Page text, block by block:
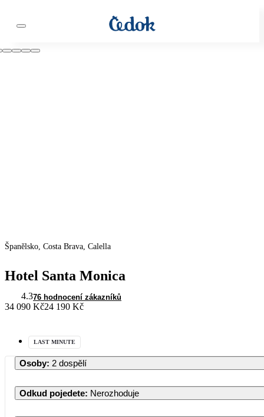
Španělsko, Costa Brava, Calella
Hotel Santa Monica
4.376 hodnocení zákazníků
34 090 Kč24 190 Kč
LAST MINUTE
Osoby: 2 dospělí
Odkud pojedete: Nerozhoduje